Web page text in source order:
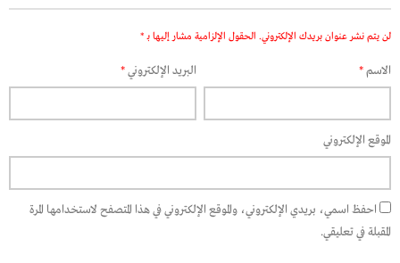
لن يتم نشر عنوان بريدك الإلكتروني. الحقول الإلزامية مشار إليها بـ *
الاسم* البريد الإلكتروني*
الموقع الإلكتروني
احفظ اسمي، بريدي الإلكتروني، والموقع الإلكتروني في هذا المتصفح لاستخدامها المرة
المقبلة في تعليقي.